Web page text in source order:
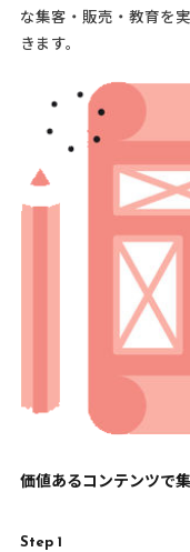
な集客・販売・教育を
きます。
価値あるコンテンツで
Step 1